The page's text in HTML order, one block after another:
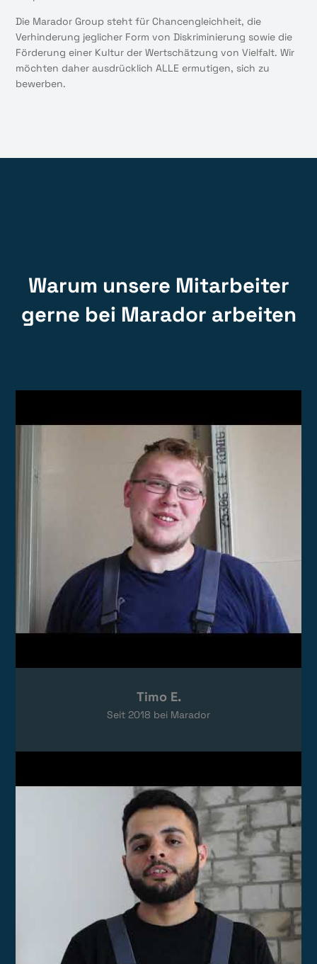
Die Marador Group steht für Chancengleichheit, die
Verhinderung jeglicher Form von Diskriminierung sowie die
Förderung einer Kultur der Wertschätzung von Vielfalt. Wir
möchten daher ausdrücklich ALLE ermutigen, sich zu
bewerben.
Warum unsere Mitarbeiter
gerne bei Marador arbeiten
Das Video wird von YouTube eingebettet.
Datenschutzerklärungenvon Google.
Timo E.
Seit 2018 bei Marador